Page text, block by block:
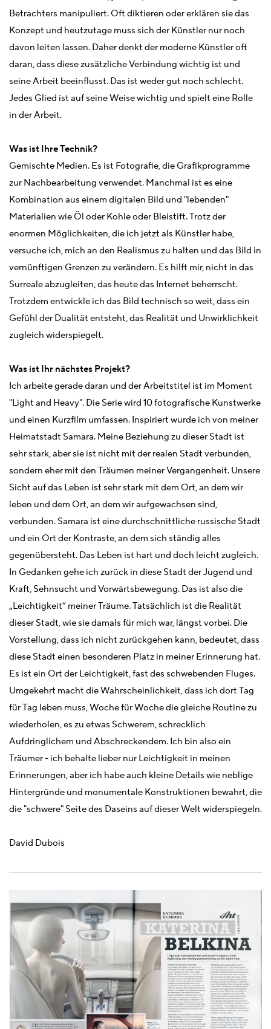
Betrachters manipuliert. Oft diktieren oder erklären sie das
Konzept und heutzutage muss sich der Künstler nur noch
davon leiten lassen. Daher denkt der moderne Künstler oft
daran, dass diese zusätzliche Verbindung wichtig ist und
seine Arbeit beeinflusst. Das ist weder gut noch schlecht.
Jedes Glied ist auf seine Weise wichtig und spielt eine Rolle
in der Arbeit.
Was ist Ihre Technik?
Gemischte Medien. Es ist Fotografie, die Grafikprogramme
zur Nachbearbeitung verwendet. Manchmal ist es eine
Kombination aus einem digitalen Bild und "lebenden"
Materialien wie Öl oder Kohle oder Bleistift. Trotz der
enormen Möglichkeiten, die ich jetzt als Künstler habe,
versuche ich, mich an den Realismus zu halten und das Bild in
vernünftigen Grenzen zu verändern. Es hilft mir, nicht in das
Surreale abzugleiten, das heute das Internet beherrscht.
Trotzdem entwickle ich das Bild technisch so weit, dass ein
Gefühl der Dualität entsteht, das Realität und Unwirklichkeit
zugleich widerspiegelt.
Was ist Ihr nächstes Projekt?
Ich arbeite gerade daran und der Arbeitstitel ist im Moment
"Light and Heavy". Die Serie wird 10 fotografische Kunstwerke
und einen Kurzfilm umfassen. Inspiriert wurde ich von meiner
Heimatstadt Samara. Meine Beziehung zu dieser Stadt ist
sehr stark, aber sie ist nicht mit der realen Stadt verbunden,
sondern eher mit den Träumen meiner Vergangenheit. Unsere
Sicht auf das Leben ist sehr stark mit dem Ort, an dem wir
leben und dem Ort, an dem wir aufgewachsen sind,
verbunden. Samara ist eine durchschnittliche russische Stadt
und ein Ort der Kontraste, an dem sich ständig alles
gegenübersteht. Das Leben ist hart und doch leicht zugleich.
In Gedanken gehe ich zurück in diese Stadt der Jugend und
Kraft, Sehnsucht und Vorwärtsbewegung. Das ist also die
„Leichtigkeit“ meiner Träume. Tatsächlich ist die Realität
dieser Stadt, wie sie damals für mich war, längst vorbei. Die
Vorstellung, dass ich nicht zurückgehen kann, bedeutet, dass
diese Stadt einen besonderen Platz in meiner Erinnerung hat.
Es ist ein Ort der Leichtigkeit, fast des schwebenden Fluges.
Umgekehrt macht die Wahrscheinlichkeit, dass ich dort Tag
für Tag leben muss, Woche für Woche die gleiche Routine zu
wiederholen, es zu etwas Schwerem, schrecklich
Aufdringlichem und Abschreckendem. Ich bin also ein
Träumer - ich behalte lieber nur Leichtigkeit in meinen
Erinnerungen, aber ich habe auch kleine Details wie neblige
Hintergründe und monumentale Konstruktionen bewahrt, die
die "schwere" Seite des Daseins auf dieser Welt widerspiegeln.
David Dubois